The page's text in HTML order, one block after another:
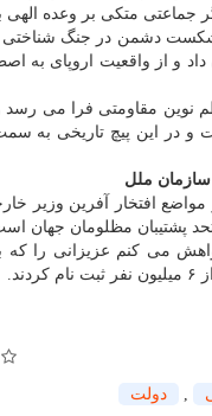
جماعتی متکی بر وعده
شکست دشمن در جنگ
و از واقعیت اروپای به
نوین مقاومتی فرا می
و در این پیچ تاریخی به
سازمان ملل
مواضع افتخار آفرین
پشتیبان مظلومان جهان
می کنم عزیزانی را که
دولت